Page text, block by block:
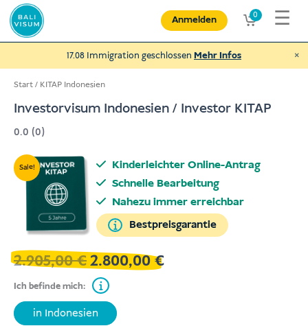
Zum
Inhalt
springen
Anmelden 0 ☰
17.08 Immigration geschlossen Mehr Infos ×
Start/ KITAP Indonesien
Investorvisum Indonesien / Investor KITAP
0.0 (0)
Sale!
Kinderleichter Online-Antrag
Schnelle Bearbeitung
Nahezu immer erreichbar
Bestpreisgarantie
2.905,00€Ursprünglicher
Preis
war:
2.905,00 €
2.800,00€Aktueller
Ich befinde mich:
in Indonesien
mehr
€ Spenden